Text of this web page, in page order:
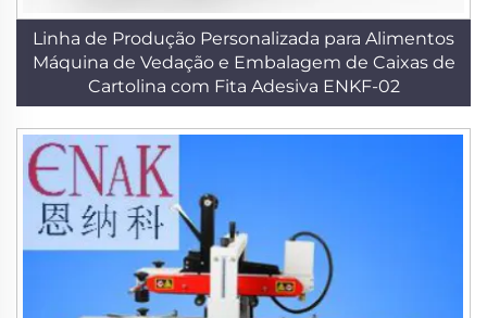
Linha de Produção Personalizada para Alimentos
Máquina de Vedação e Embalagem de Caixas de
Cartolina com Fita Adesiva ENKF-02